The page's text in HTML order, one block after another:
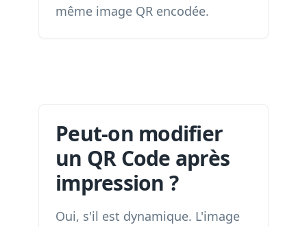
même image QR encodée.
Peut-on modifier
un QR Code après
impression ?
Oui, s'il est dynamique. L'image